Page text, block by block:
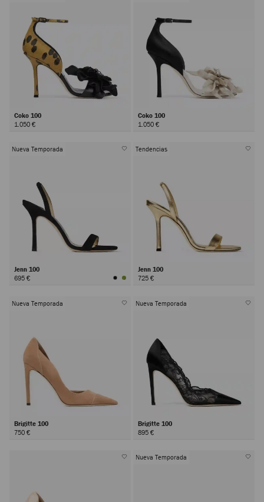
Coko 100
1.050 €
Coko 100
1.050 €
Nueva Temporada
Jenn 100
695 €
Tendencias
Jenn 100
725 €
Nueva Temporada
Brigitte 100
750 €
Nueva Temporada
Brigitte 100
895 €
Nueva Temporada